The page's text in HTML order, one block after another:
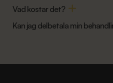
Vad kostar det?
Kan jag delbetala min